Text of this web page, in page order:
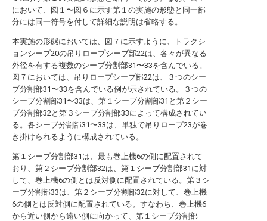
において、図１〜図６に示す第１の実施の形態と同一部
分には同一符号を付して詳細な説明は省略する。
本実施の形態においては、図７に示すように、トラクシ
ョンシーブ20の吊りロープシーブ部22は、各々が異なる
外径を有する複数のシーブ分割部31〜33を含んでいる。
図７においては、吊りロープシーブ部22は、３つのシー
ブ分割部31〜33を含んでいる例が示されている。３つの
シーブ分割部31〜33は、第１シーブ分割部31と第２シー
ブ分割部32と第３シーブ分割部33によって構成されてい
る。各シーブ分割部31〜33は、単独で吊りロープ23が巻
き掛けられるように構成されている。
第１シーブ分割部31は、最も巻上機6の側に配置されて
おり、第２シーブ分割部32は、第１シーブ分割部31に対
して、巻上機6の側とは反対側に配置されている。第３シ
ーブ分割部33は、第２シーブ分割部32に対して、巻上機
6の側とは反対側に配置されている。すなわち、巻上機6
から近い側から遠い側に向かって、第１シーブ分割部